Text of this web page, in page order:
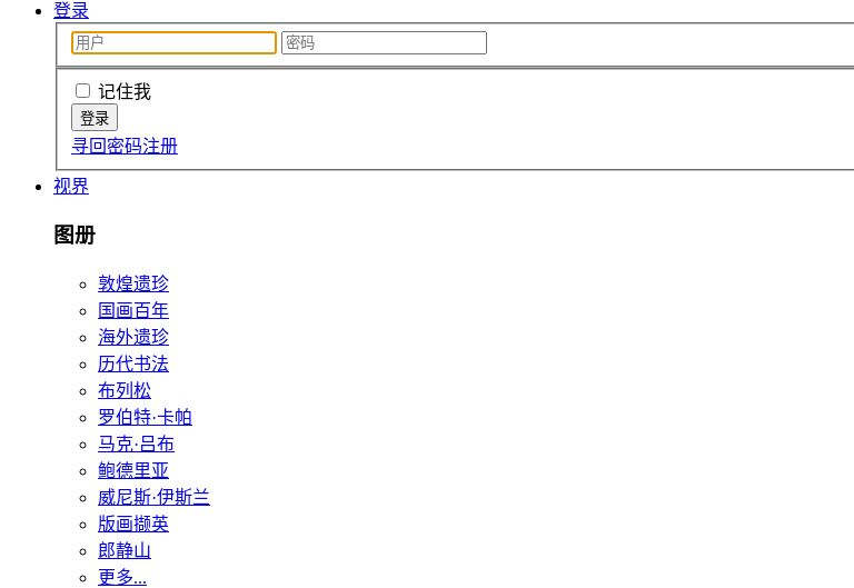
登录
记住我
寻回密码注册
视界
图册
敦煌遗珍
国画百年
海外遗珍
历代书法
布列松
罗伯特·卡帕
马克·吕布
鲍德里亚
威尼斯·伊斯兰
版画撷英
郎静山
更多...